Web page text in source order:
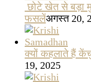
छोटे खेत से बड़ा
फसलेंअगस्त 20,
क्यों कहलाते हैं
19, 2025